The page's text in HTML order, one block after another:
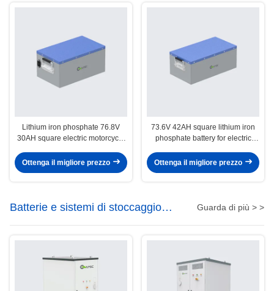
Lithium iron phosphate 76.8V
30AH square electric motorcycle
Ottenga il migliore prezzo
73.6V 42AH square lithium iron
phosphate battery for electric
Ottenga il migliore prezzo
Batterie e sistemi di stoccaggio
dell'energia
Guarda di più > >